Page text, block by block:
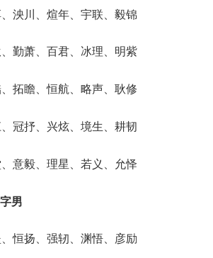
泱川、煊年、宇联、毅锦
勤萧、百君、冰理、明紫
拓瞻、恒航、略声、耿修
冠抒、兴炫、境生、耕韧
意毅、理星、若义、允怿
男
恒扬、强轫、渊悟、彦励